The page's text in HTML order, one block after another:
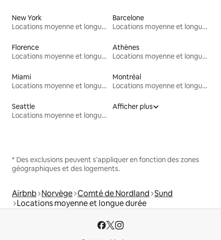
New York
Locations moyenne et longue durée
Barcelone
Locations moyenne et longue durée
Florence
Locations moyenne et longue durée
Athènes
Locations moyenne et longue durée
Miami
Locations moyenne et longue durée
Montréal
Locations moyenne et longue durée
Seattle
Locations moyenne et longue durée
Afficher plus
* Des exclusions peuvent s'appliquer en fonction des zones
géographiques et des logements.
Airbnb Norvège Comté de Nordland Sund
Locations moyenne et longue durée